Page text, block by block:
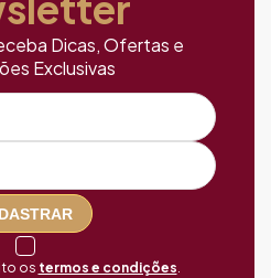
Dicas, Ofertas e
Exclusivas
os termos e condições.